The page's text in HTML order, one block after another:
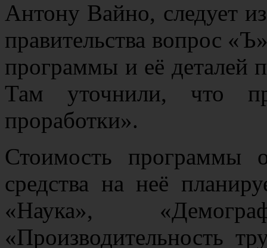
Антону Вайно, следует
правительства вопрос
программы и её деталей
Там уточнили, что
проработки».
Стоимость программы
средства на неё
«Наука»,
«Производительность